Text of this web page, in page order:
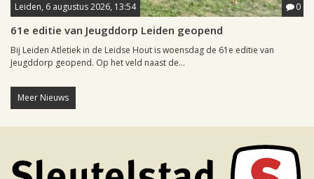
Leiden, 6 augustus 2026, 13:54 0
61e editie van Jeugddorp Leiden geopend
Bij Leiden Atletiek in de Leidse Hout is woensdag de 61e editie van
Jeugddorp geopend. Op het veld naast de...
Meer Nieuws